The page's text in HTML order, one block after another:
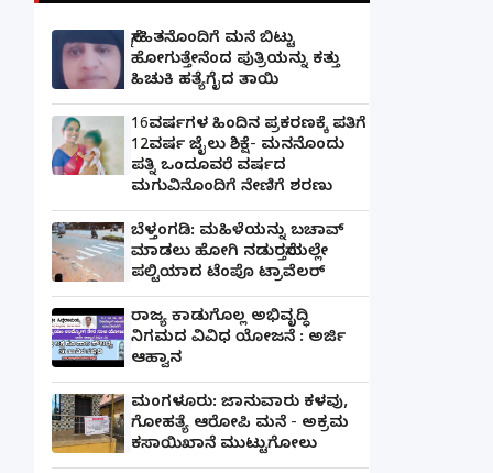
ಸ್ನೇಹಿತನೊಂದಿಗೆ ಮನೆ ಬಿಟ್ಟು
ಹೋಗುತ್ತೇನೆಂದ ಪುತ್ರಿಯನ್ನು ಕತ್ತು
ಹಿಚುಕಿ ಹತ್ಯೆಗೈದ ತಾಯಿ
16ವರ್ಷಗಳ ಹಿಂದಿನ ಪ್ರಕರಣಕ್ಕೆ ಪತಿಗೆ
12ವರ್ಷ ಜೈಲು ಶಿಕ್ಷೆ- ಮನನೊಂದು
ಪತ್ನಿ ಒಂದೂವರೆ ವರ್ಷದ
ಮಗುವಿನೊಂದಿಗೆ ನೇಣಿಗೆ ಶರಣು
ಬೆಳ್ತಂಗಡಿ: ಮಹಿಳೆಯನ್ನು ಬಚಾವ್
ಮಾಡಲು ಹೋಗಿ ನಡುರಸ್ತೆಯಲ್ಲೇ
ಪಲ್ಟಿಯಾದ ಟೆಂಪೊ ಟ್ರಾವೆಲರ್
ರಾಜ್ಯ ಕಾಡುಗೊಲ್ಲ ಅಭಿವೃದ್ಧಿ
ನಿಗಮದ ವಿವಿಧ ಯೋಜನೆ : ಅರ್ಜಿ
ಆಹ್ವಾನ
ಮಂಗಳೂರು: ಜಾನುವಾರು ಕಳವು,
ಗೋಹತ್ಯೆ ಆರೋಪಿ ಮನೆ - ಅಕ್ರಮ
ಕಸಾಯಿಖಾನೆ ಮುಟ್ಟುಗೋಲು